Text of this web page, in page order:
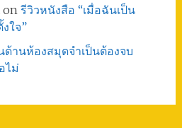
on รีวิวหนังสือ “เมื่อฉันเป็น
ใจ”
ด้านห้องสมุดจำเป็นต้องจบ
ไม่